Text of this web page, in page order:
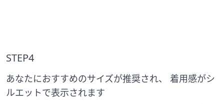
STEP4
あなたにおすすめのサイズが推奨され、 着用感がシ
ルエットで表示されます